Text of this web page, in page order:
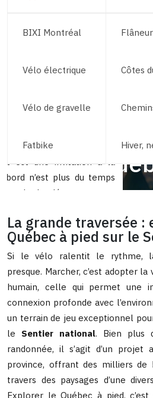
BIXI Montréal
Vélo électrique Côtes
Vélo de gravelle
Fatbike Hiver,
La grande traversée :
Québec à pied sur le
Si le vélo ralentit le rythme,
presque. Marcher, c’est adopter
humain, celle qui permet une
connexion profonde avec
un terrain de jeu exceptionnel
le Sentier national. Bien plus
randonnée, il s’agit d’un projet
province, offrant des milliers de
travers des paysages d’une
Explorer le Québec à pied,